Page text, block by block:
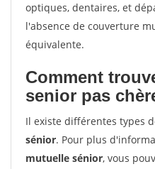
optiques, dentaires, et
l'absence de couverture
équivalente.
Comment
senior pas
Il existe différentes types
sénior. Pour plus
mutuelle sénior, vous